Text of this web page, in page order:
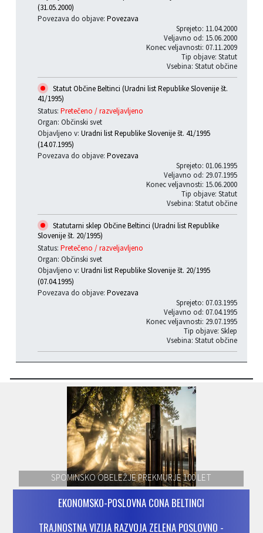
(31.05.2000)
Povezava do objave: Povezava
Sprejeto: 11.04.2000
Veljavno od: 15.06.2000
Konec veljavnosti: 07.11.2009
Tip objave: Statut
Vsebina: Statut občine
Statut Občine Beltinci (Uradni list Republike Slovenije št.
41/1995)
Status: Pretečeno / razveljavljeno
Organ: Občinski svet
Objavljeno v: Uradni list Republike Slovenije št. 41/1995
(14.07.1995)
Povezava do objave: Povezava
Sprejeto: 01.06.1995
Veljavno od: 29.07.1995
Konec veljavnosti: 15.06.2000
Tip objave: Statut
Vsebina: Statut občine
Statutarni sklep Občine Beltinci (Uradni list Republike
Slovenije št. 20/1995)
Status: Pretečeno / razveljavljeno
Organ: Občinski svet
Objavljeno v: Uradni list Republike Slovenije št. 20/1995
(07.04.1995)
Povezava do objave: Povezava
Sprejeto: 07.03.1995
Veljavno od: 07.04.1995
Konec veljavnosti: 29.07.1995
Tip objave: Sklep
Vsebina: Statut občine
SPOMINSKO OBELEŽJE PREKMURJE 100 LET
EKONOMSKO-POSLOVNA CONA BELTINCI
TRAJNOSTNA VIZIJA RAZVOJA ZELENA POSLOVNO -